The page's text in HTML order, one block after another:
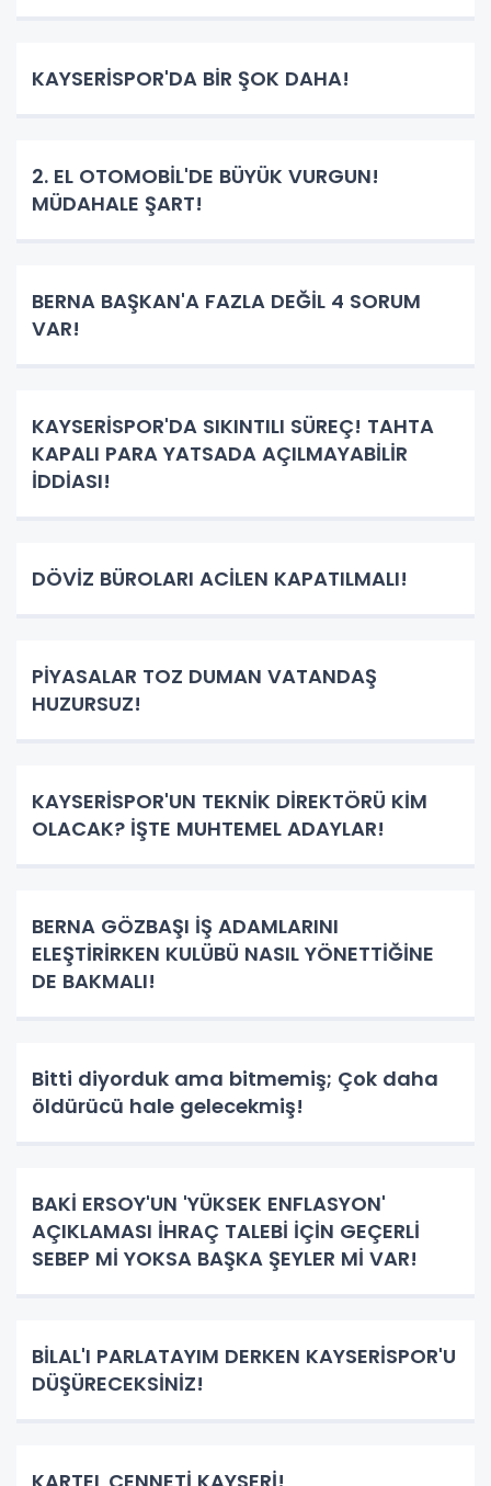
KAYSERİSPOR'DA BİR ŞOK DAHA!
2. EL OTOMOBİL'DE BÜYÜK VURGUN!
MÜDAHALE ŞART!
BERNA BAŞKAN'A FAZLA DEĞİL 4 SORUM
VAR!
KAYSERİSPOR'DA SIKINTILI SÜREÇ! TAHTA
KAPALI PARA YATSADA AÇILMAYABİLİR
İDDİASI!
DÖVİZ BÜROLARI ACİLEN KAPATILMALI!
PİYASALAR TOZ DUMAN VATANDAŞ
HUZURSUZ!
KAYSERİSPOR'UN TEKNİK DİREKTÖRÜ KİM
OLACAK? İŞTE MUHTEMEL ADAYLAR!
BERNA GÖZBAŞI İŞ ADAMLARINI
ELEŞTİRİRKEN KULÜBÜ NASIL YÖNETTİĞİNE
DE BAKMALI!
Bitti diyorduk ama bitmemiş; Çok daha
öldürücü hale gelecekmiş!
BAKİ ERSOY'UN 'YÜKSEK ENFLASYON'
AÇIKLAMASI İHRAÇ TALEBİ İÇİN GEÇERLİ
SEBEP Mİ YOKSA BAŞKA ŞEYLER Mİ VAR!
BİLAL'I PARLATAYIM DERKEN KAYSERİSPOR'U
DÜŞÜRECEKSİNİZ!